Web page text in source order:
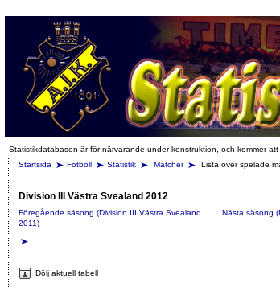
Statistikdatabasen är för närvarande under konstruktion, och kommer
Startsida
Fotboll Statistik Matcher Lista över spelade
Division III Västra Svealand 2012
Föregående säsong (Division III Västra Svealand
2011)
Nästa säsong
Dölj aktuell tabell